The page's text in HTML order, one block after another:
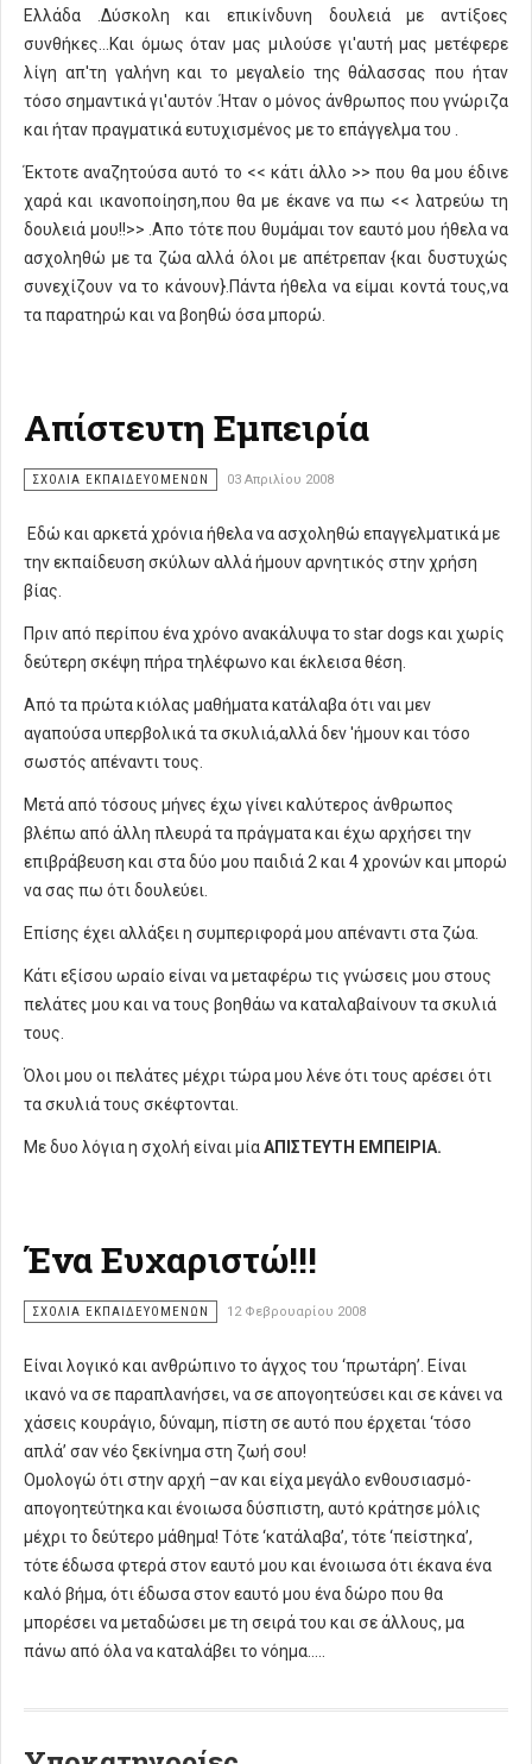
Ελλάδα .Δύσκολη και επικίνδυνη δουλειά με αντίξοες
συνθήκες...Και όμως όταν μας μιλούσε γι'αυτή μας μετέφερε
λίγη απ'τη γαλήνη και το μεγαλείο της θάλασσας που ήταν
τόσο σημαντικά γι'αυτόν .Ήταν ο μόνος άνθρωπος που γνώριζα
και ήταν πραγματικά ευτυχισμένος με το επάγγελμα του .
Έκτοτε αναζητούσα αυτό το << κάτι άλλο >> που θα μου έδινε
χαρά και ικανοποίηση,που θα με έκανε να πω << λατρεύω τη
δουλειά μου!!>> .Απο τότε που θυμάμαι τον εαυτό μου ήθελα να
ασχοληθώ με τα ζώα αλλά όλοι με απέτρεπαν {και δυστυχώς
συνεχίζουν να το κάνουν}.Πάντα ήθελα να είμαι κοντά τους,να
τα παρατηρώ και να βοηθώ όσα μπορώ.
Απίστευτη Εμπειρία
ΣΧΌΛΙΑ ΕΚΠΑΙΔΕΥΌΜΕΝΩΝ 03 Απριλίου 2008
Εδώ και αρκετά χρόνια ήθελα να ασχοληθώ επαγγελματικά με
την εκπαίδευση σκύλων αλλά ήμουν αρνητικός στην χρήση
βίας.
Πριν από περίπου ένα χρόνο ανακάλυψα το star dogs και χωρίς
δεύτερη σκέψη πήρα τηλέφωνο και έκλεισα θέση.
Από τα πρώτα κιόλας μαθήματα κατάλαβα ότι ναι μεν
αγαπούσα υπερβολικά τα σκυλιά,αλλά δεν 'ήμουν και τόσο
σωστός απέναντι τους.
Μετά από τόσους μήνες έχω γίνει καλύτερος άνθρωπος
βλέπω από άλλη πλευρά τα πράγματα και έχω αρχήσει την
επιβράβευση και στα δύο μου παιδιά 2 και 4 χρονών και μπορώ
να σας πω ότι δουλεύει.
Επίσης έχει αλλάξει η συμπεριφορά μου απέναντι στα ζώα.
Κάτι εξίσου ωραίο είναι να μεταφέρω τις γνώσεις μου στους
πελάτες μου και να τους βοηθάω να καταλαβαίνουν τα σκυλιά
τους.
Όλοι μου οι πελάτες μέχρι τώρα μου λένε ότι τους αρέσει ότι
τα σκυλιά τους σκέφτονται.
Με δυο λόγια η σχολή είναι μίαΑΠΙΣΤΕΥΤΗ ΕΜΠΕΙΡΙΑ.
Ένα Eυχαριστώ!!!
ΣΧΌΛΙΑ ΕΚΠΑΙΔΕΥΌΜΕΝΩΝ 12 Φεβρουαρίου 2008
Είναι λογικό και ανθρώπινο το άγχος του ‘πρωτάρη’. Είναι
ικανό να σε παραπλανήσει, να σε απογοητεύσει και σε κάνει να
χάσεις κουράγιο, δύναμη, πίστη σε αυτό που έρχεται ‘τόσο
απλά’ σαν νέο ξεκίνημα στη ζωή σου!
Ομολογώ ότι στην αρχή –αν και είχα μεγάλο ενθουσιασμό-
απογοητεύτηκα και ένοιωσα δύσπιστη, αυτό κράτησε μόλις
μέχρι το δεύτερο μάθημα! Τότε ‘κατάλαβα’, τότε ‘πείστηκα’,
τότε έδωσα φτερά στον εαυτό μου και ένοιωσα ότι έκανα ένα
καλό βήμα, ότι έδωσα στον εαυτό μου ένα δώρο που θα
μπορέσει να μεταδώσει με τη σειρά του και σε άλλους, μα
πάνω από όλα να καταλάβει το νόημα…..